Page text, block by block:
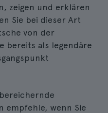
zeigen und erklären
Sie bei dieser Art
von der
bereits als legendäre
empfehle, wenn Sie